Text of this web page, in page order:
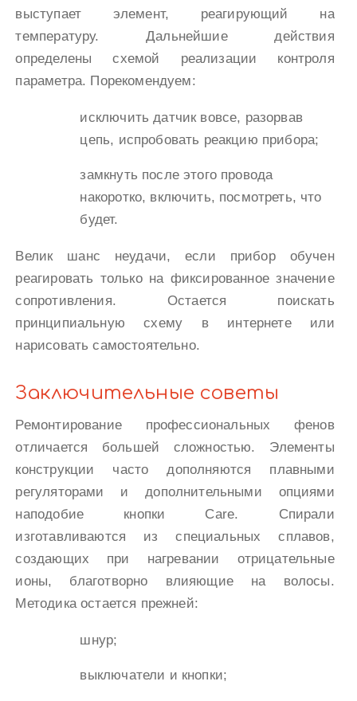
выступает элемент, реагирующий на
температуру. Дальнейшие действия
определены схемой реализации контроля
параметра. Порекомендуем:
исключить датчик вовсе, разорвав
цепь, испробовать реакцию прибора;
замкнуть после этого провода
накоротко, включить, посмотреть, что
будет.
Велик шанс неудачи, если прибор обучен
реагировать только на фиксированное значение
сопротивления. Остается поискать
принципиальную схему в интернете или
нарисовать самостоятельно.
Заключительные советы
Ремонтирование профессиональных фенов
отличается большей сложностью. Элементы
конструкции часто дополняются плавными
регуляторами и дополнительными опциями
наподобие кнопки Care. Спирали
изготавливаются из специальных сплавов,
создающих при нагревании отрицательные
ионы, благотворно влияющие на волосы.
Методика остается прежней:
шнур;
выключатели и кнопки;